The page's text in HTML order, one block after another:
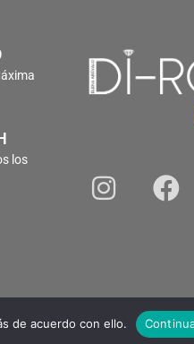
los
de acuerdo con ello.